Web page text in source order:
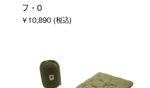
フ・0
￥10,890 (税込)